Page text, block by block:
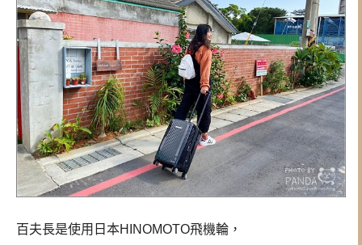
百夫長是使用日本HINOMOTO飛機輪，